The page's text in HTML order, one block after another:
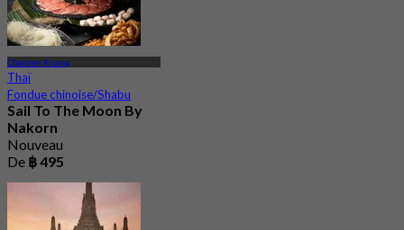
Charoen Krung
Thaï
Fondue chinoise/Shabu
Sail To The Moon By
Nakorn
Nouveau
De ฿ 495